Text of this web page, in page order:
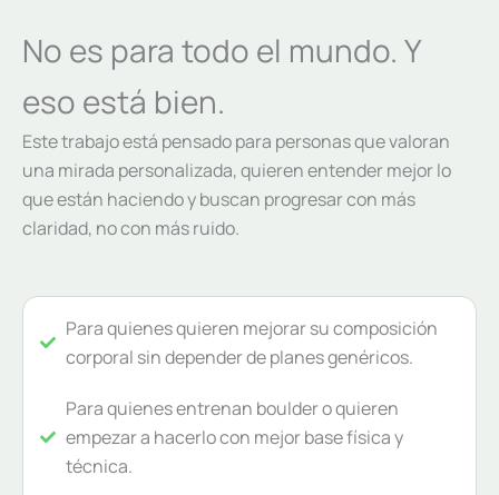
No es para todo el mundo. Y
eso está bien.
Este trabajo está pensado para personas que valoran
una mirada personalizada, quieren entender mejor lo
que están haciendo y buscan progresar con más
claridad, no con más ruido.
Para quienes quieren mejorar su composición
corporal sin depender de planes genéricos.
Para quienes entrenan boulder o quieren
empezar a hacerlo con mejor base física y
técnica.